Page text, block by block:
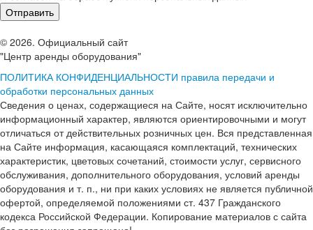
© 2026. Официальный сайт
"Центр аренды оборудования"
ПОЛИТИКА КОНФИДЕНЦИАЛЬНОСТИ правила передачи и
обработки персональных данных
Сведения о ценах, содержащиеся на Сайте, носят исключительно
информационный характер, являются ориентировочными и могут
отличаться от действительных розничных цен. Вся представленная
на Сайте информация, касающаяся комплектаций, технических
характеристик, цветовых сочетаний, стоимости услуг, сервисного
обслуживания, дополнительного оборудования, условий аренды
оборудования и т. п., ни при каких условиях не является публичной
офертой, определяемой положениями ст. 437 Гражданского
кодекса Российской Федерации. Копирование материалов с сайта